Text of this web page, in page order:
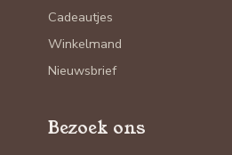
Cadeautjes
Winkelmand
Nieuwsbrief
Bezoek ons